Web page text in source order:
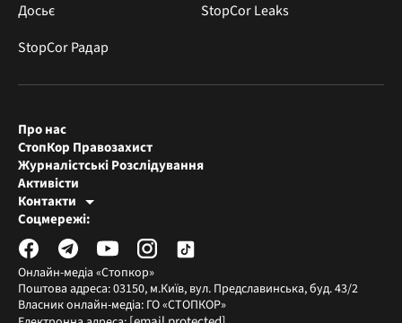
Досьє
StopCor Leaks
StopCor Радар
Онлайн-медіа «Стопкор»
Поштова адреса: 03150, м.Київ, вул. Предславинська, буд. 43/2
Власник онлайн-медіа: ГО «СТОПКОР»
Про нас
СтопКор Правозахист
Журналістські Розслідування
Активісти
Контакти
Редакція СтопКора
Журналісти-розслідувачі
Соцмережі: